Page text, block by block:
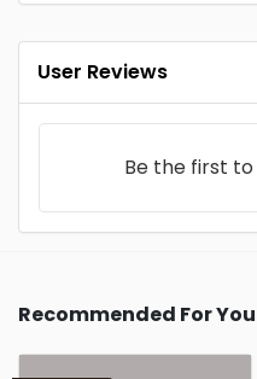
User Reviews
Be the first to
Recommended For You